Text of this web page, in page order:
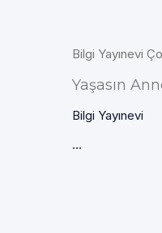
Bilgi Yayınevi
Yaşasın
Bilgi Yayınevi
...